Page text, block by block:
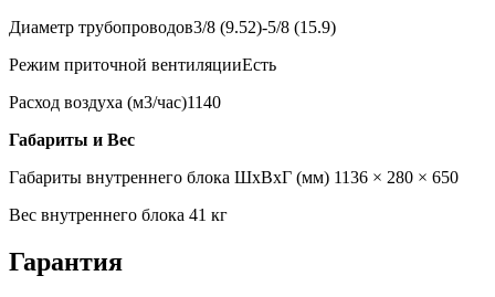
Диаметр трубопроводов3/8 (9.52)-5/8 (15.9)
Режим приточной вентиляцииЕсть
Расход воздуха (м3/час)1140
Габариты и Вес
Габариты внутреннего блока ШхВхГ (мм) 1136 × 280 × 650
Вес внутреннего блока 41 кг
Гарантия